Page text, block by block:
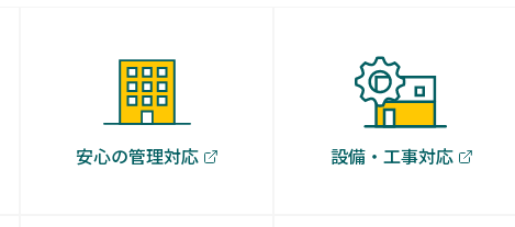
安心の管理対応 設備・工事対応